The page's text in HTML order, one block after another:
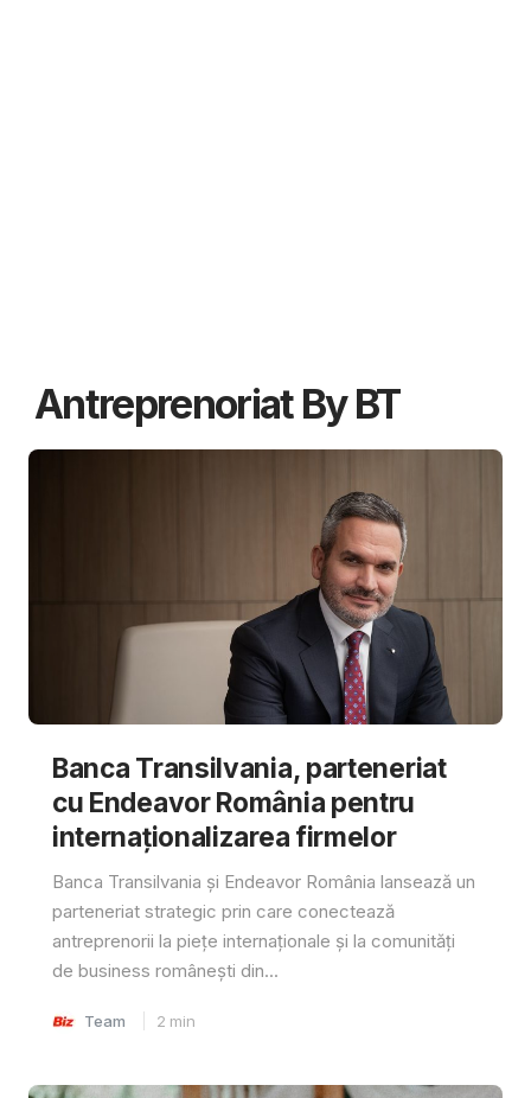
Antreprenoriat By BT
Banca Transilvania, parteneriat
cu Endeavor România pentru
internaționalizarea firmelor
Banca Transilvania și Endeavor România lansează un
parteneriat strategic prin care conectează
antreprenorii la piețe internaționale și la comunități
de business românești din...
Team 2 min